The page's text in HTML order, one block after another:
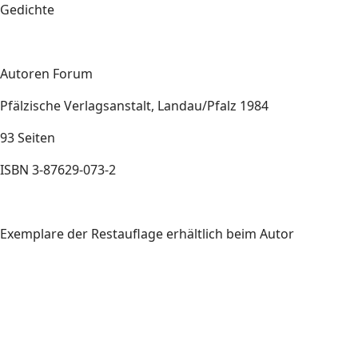
Gedichte
Autoren Forum
Pfälzische Verlagsanstalt, Landau/Pfalz 1984
93 Seiten
ISBN 3-87629-073-2
Exemplare der Restauflage erhältlich beim Autor